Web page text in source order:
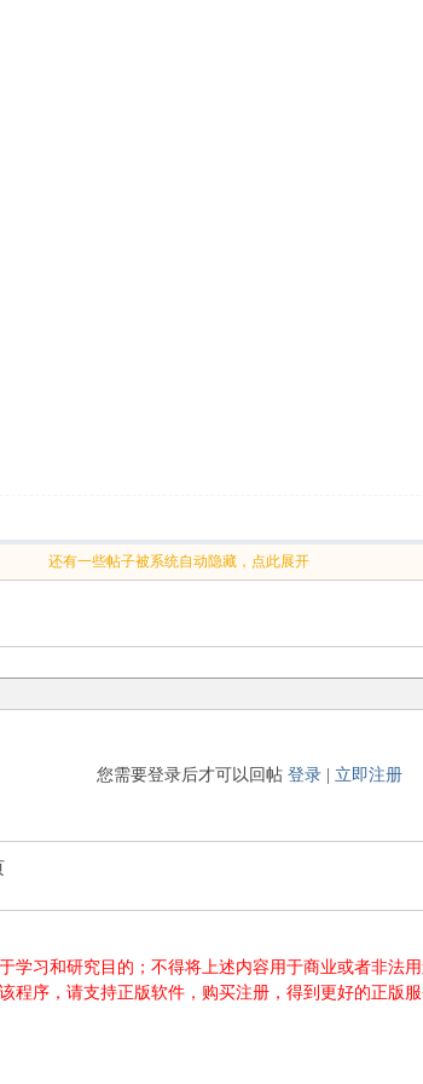
还有一些帖子被系统自动隐藏，点此展开
您需要登录后才可以回帖 登录| 立即注册
习和研究目的；不得将上述内容用于商业或者非法
序，请支持正版软件，购买注册，得到更好的正版